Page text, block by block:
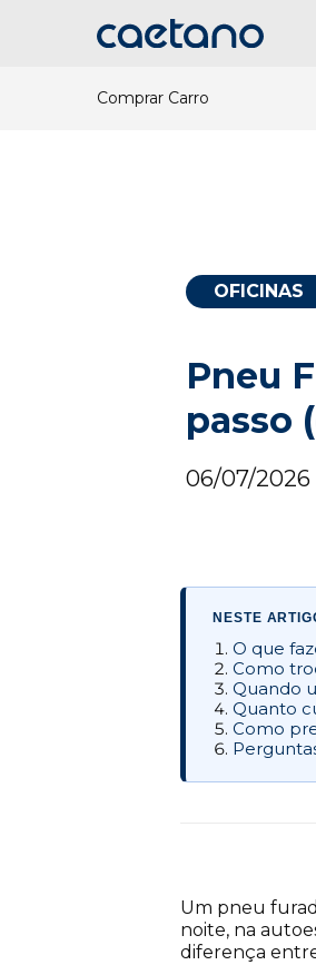
Comprar Carro
OFICINAS
Pneu
passo
06/07/2026
NESTE
O que
Como
Quando
Quanto
Como
Um pneu
noite, na
diferença